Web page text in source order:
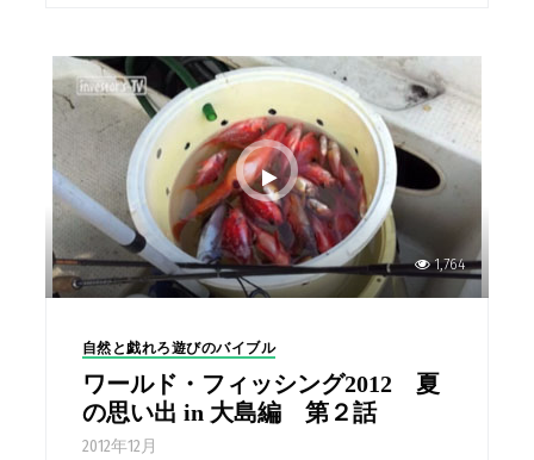
1,764
自然と戯れろ遊びのバイブル
ワールド・フィッシング2012 夏
の思い出 in 大島編 第２話
2012年12月